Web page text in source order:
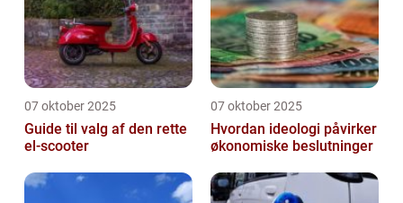
07 oktober 2025
Guide til valg af den rette
el-scooter
07 oktober 2025
Hvordan ideologi påvirker
økonomiske beslutninger